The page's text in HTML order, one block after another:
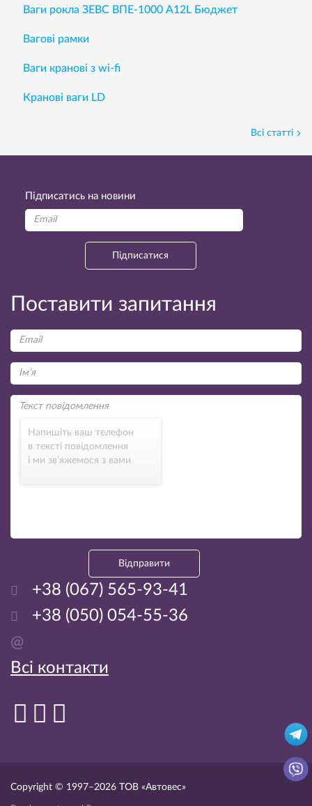
Ваги рокла ЗЕВС ВПЕ-1000 А12L Бюджет
Вагові рамки
Ваги кранові з wi-fi
Кранові ваги LD
Всі статті
Підписатись на новини
Підписатися
Поставити запитання
Напишіть ваш телефон
в тексті повідомлення
і ми зв’яжемося з вами
Відправити
+38 (067) 565-93-41
+38 (050) 054-55-36
@
Всі контакти
Copyright © 1997–2026 ТОВ «Автовес»